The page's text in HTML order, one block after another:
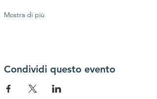
Mostra di più
Condividi questo evento